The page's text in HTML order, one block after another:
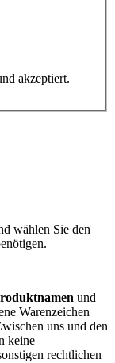
akzeptiert.
wählen Sie den
und
Warenzeichen
uns und den
keine
rechtlichen